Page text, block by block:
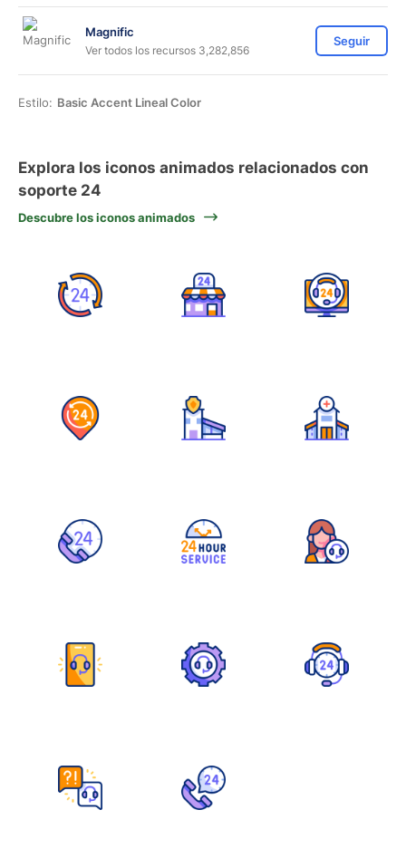
Magnific
Ver todos los recursos 3,282,856
Seguir
Estilo: Basic Accent Lineal Color
Explora los iconos animados relacionados con
soporte 24
Descubre los iconos animados